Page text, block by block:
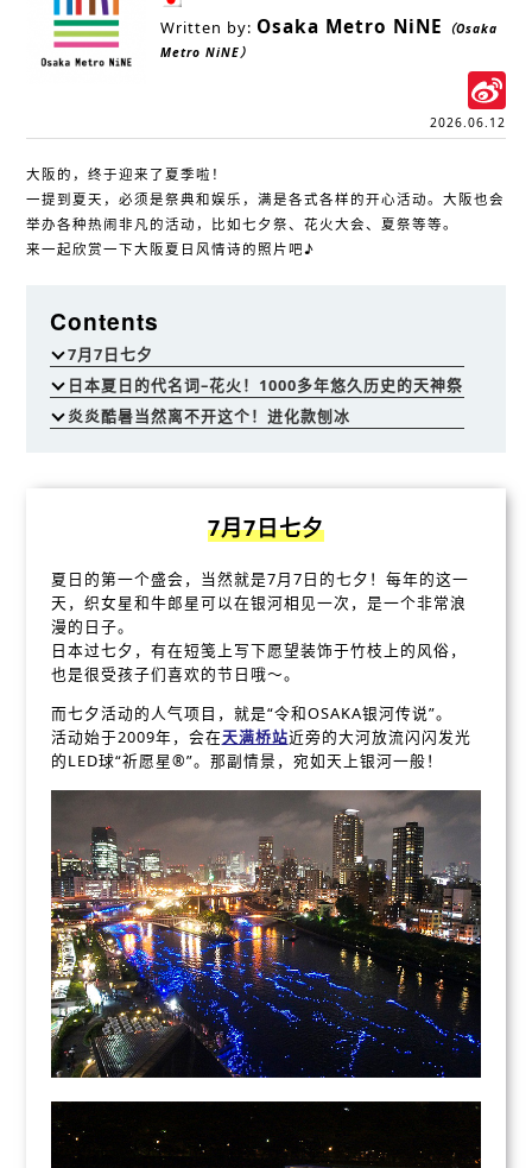
2026.06.12
Written by: Osaka Metro NiNE
（Osaka
Metro NiNE）
大阪的，终于迎来了夏季啦！
一提到夏天，必须是祭典和娱乐，满是各式各样的开心活动。大阪也会
举办各种热闹非凡的活动，比如七夕祭、花火大会、夏祭等等。
来一起欣赏一下大阪夏日风情诗的照片吧♪
Contents
7月7日七夕
日本夏日的代名词–花火！1000多年悠久历史的天神祭
炎炎酷暑当然离不开这个！进化款刨冰
7月7日七夕
夏日的第一个盛会，当然就是7月7日的七夕！每年的这一
天，织女星和牛郎星可以在银河相见一次，是一个非常浪
漫的日子。
日本过七夕，有在短笺上写下愿望装饰于竹枝上的风俗，
也是很受孩子们喜欢的节日哦～。
而七夕活动的人气项目，就是“令和OSAKA银河传说”。
活动始于2009年，会在天满桥站近旁的大河放流闪闪发光
的LED球“祈愿星®”。那副情景，宛如天上银河一般！